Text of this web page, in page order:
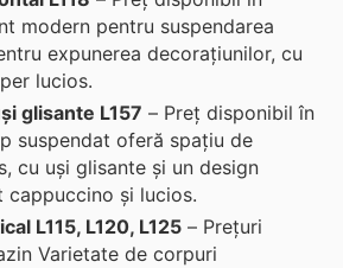
modern pentru suspendarea
expunerea decorațiunilor, cu
lucios.
glisante L157 – Preț disponibil în
suspendat oferă spațiu de
cu uși glisante și un design
cappuccino și lucios.
L115, L120, L125 – Prețuri
Varietate de corpuri